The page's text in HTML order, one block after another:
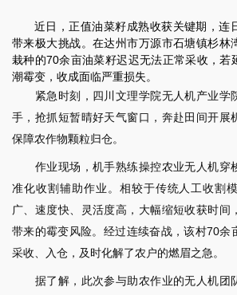
近日，正值油菜籽成熟收获关键期，连
带来极大挑战。在达州市万源市石塘镇杉林
栽种的70余亩油菜籽迟迟无法正常采收，若
潮霉变，收成面临严重损失。
紧急时刻，四川文理学院无人机产业学
手，抢抓短暂晴好天气窗口，奔赴田间开展
保障农作物颗粒归仓。
作业现场，机手熟练操控农业无人机穿
准化收割辅助作业。相较于传统人工收割
广、速度快、灵活度高，大幅缩短收获时间
带来的霉变风险。经过连续奋战，该村70余
采收、入仓，及时化解了农户的燃眉之急。
据了解，此次参与助农作业的无人机团